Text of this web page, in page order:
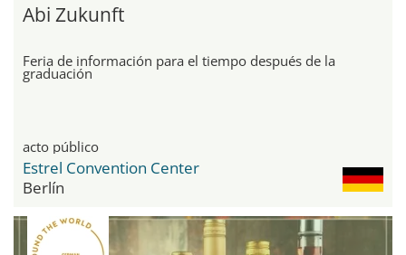
Abi Zukunft
Feria de información para el tiempo después de la
graduación
acto público
Estrel Convention Center
Berlín